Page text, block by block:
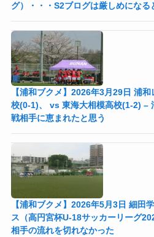
グ）・・・S2ブログは厳しめになる
【浦和ブクメ】2026年3月29日 浦
校(0-1)、 vs 東海大相模高校(1-2) –
戦相手に恵まれたと思う
【浦和ブクメ】2026年5月3日 細田
ス（高円宮杯U-18サッカーリーグ
相手の流れを切れなかった